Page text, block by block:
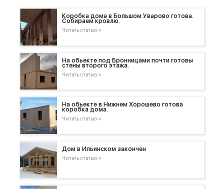
Коробка дома в Большом Уварово готова.
Собираем кровлю.
Читать статью »
На обьекте под Бронницами почти готовы
стены второго этажа.
Читать статью »
На обьекте в Нижнем Хорошево готова
коробка дома.
Читать статью »
Дом в Ильинском закончен
Читать статью »